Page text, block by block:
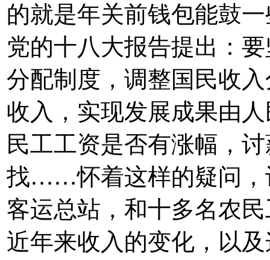
的就是年关前钱包能鼓
党的十八大报告提出：
分配制度，调整国民收
收入，实现发展成果由
民工工资是否有涨幅，
找……怀着这样的疑问，
客运总站，和十多名农
近年来收入的变化，以